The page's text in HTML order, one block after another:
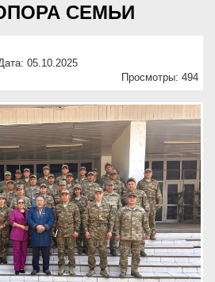
СЕМЬИ
05.10.2025
Просмотры: 494